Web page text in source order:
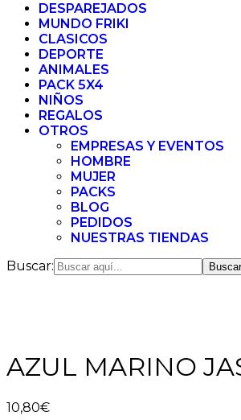
DESPAREJADOS
MUNDO FRIKI
CLASICOS
DEPORTE
ANIMALES
PACK 5X4
NIÑOS
REGALOS
OTROS
EMPRESAS Y EVENTOS
HOMBRE
MUJER
PACKS
BLOG
PEDIDOS
NUESTRAS TIENDAS
Buscar:
AZUL MARINO
10,80€